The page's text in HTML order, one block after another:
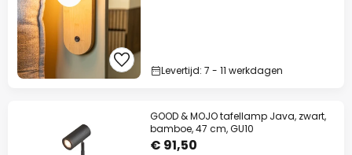
Levertijd: 7 - 11 werkdagen
GOOD & MOJO tafellamp Java, zwart,
bamboe, 47 cm, GU10
€ 91,50